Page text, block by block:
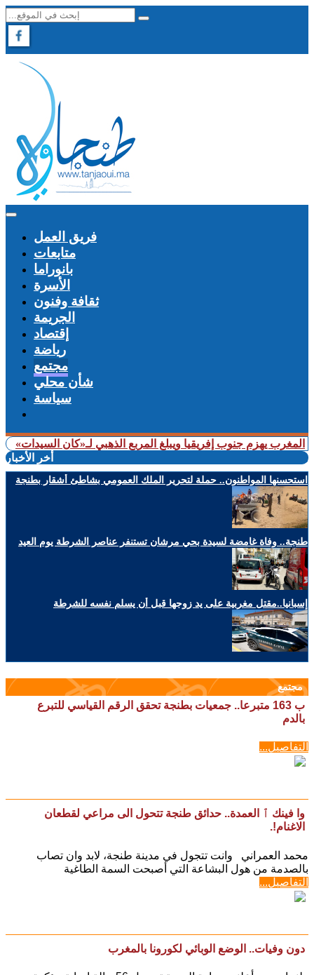
فريق العمل
متابعات
بانوراما
الأسرة
ثقافة وفنون
الجريمة
إقتصاد
رياضة
مجتمع
شأن محلي
سياسة
يهزم جنوب إفريقيا ويبلغ المربع الذهبي لـ«كان السيدات»
+ شملت
أخر الأخبار
استحسنها المواطنون.. حملة لتحرير الملك العمومي بشاطئ أشقار بطنجة
طنجة.. وفاة غامضة لسيدة بحي مرشان تستنفر عناصر الشرطة يوم العيد
إسبانيا..مقتل مغربية على يد زوجها قبل أن يسلم نفسه للشرطة
مجتمع
ب 163 متبرعا.. جمعيات بطنجة تحقق الرقم القياسي للتبرع
بالدم
التفاصيل...
وا فينك ٱ العمدة.. حدائق طنجة تتحول الى مراعي لقطعان
الاغنام!.
محمد العمراني وانت تتجول في مدينة طنجة، لابد وان تصاب
بالصدمة من هول البشاعة التي أصبحت السمة الطاغية
التفاصيل...
دون وفيات.. الوضع الوبائي لكورونا بالمغرب